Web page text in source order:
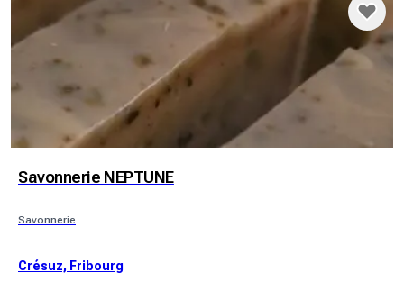
Savonnerie NEPTUNE
Savonnerie
Crésuz, Fribourg